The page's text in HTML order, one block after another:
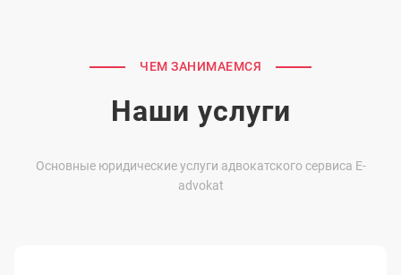
ЧЕМ ЗАНИМАЕМСЯ
Наши услуги
Основные юридические услуги адвокатского сервиса E-
advokat